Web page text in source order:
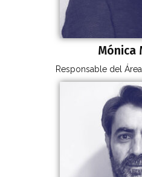
Mónica
Responsable del